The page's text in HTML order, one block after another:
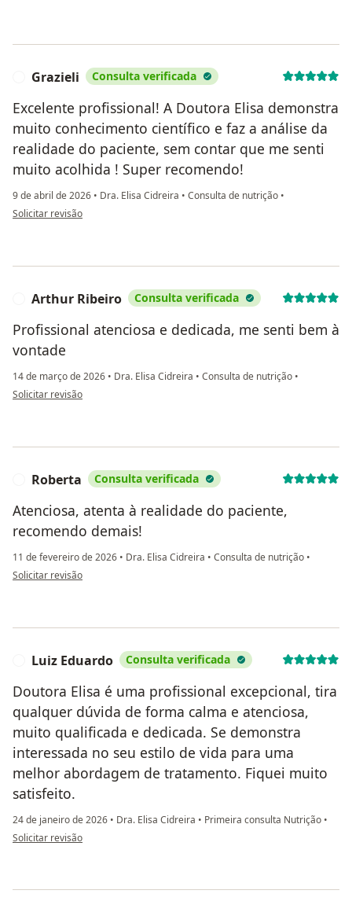
Grazieli Consulta verificada
Excelente profissional! A Doutora Elisa demonstra
muito conhecimento científico e faz a análise da
realidade do paciente, sem contar que me senti
muito acolhida ! Super recomendo!
9 de abril de 2026 • Dra. Elisa Cidreira • Consulta de nutrição •
na opinião do utilizador Grazieli
Solicitar revisão
Arthur Ribeiro Consulta verificada
Profissional atenciosa e dedicada, me senti bem à
vontade
14 de março de 2026 • Dra. Elisa Cidreira • Consulta de nutrição •
na opinião do utilizador Arthur Ribeiro
Solicitar revisão
Roberta Consulta verificada
Atenciosa, atenta à realidade do paciente,
recomendo demais!
11 de fevereiro de 2026 • Dra. Elisa Cidreira • Consulta de nutrição •
na opinião do utilizador Roberta
Solicitar revisão
Luiz Eduardo Consulta verificada
Doutora Elisa é uma profissional excepcional, tira
qualquer dúvida de forma calma e atenciosa,
muito qualificada e dedicada. Se demonstra
interessada no seu estilo de vida para uma
melhor abordagem de tratamento. Fiquei muito
satisfeito.
24 de janeiro de 2026 • Dra. Elisa Cidreira • Primeira consulta Nutrição •
na opinião do utilizador Luiz Eduardo
Solicitar revisão